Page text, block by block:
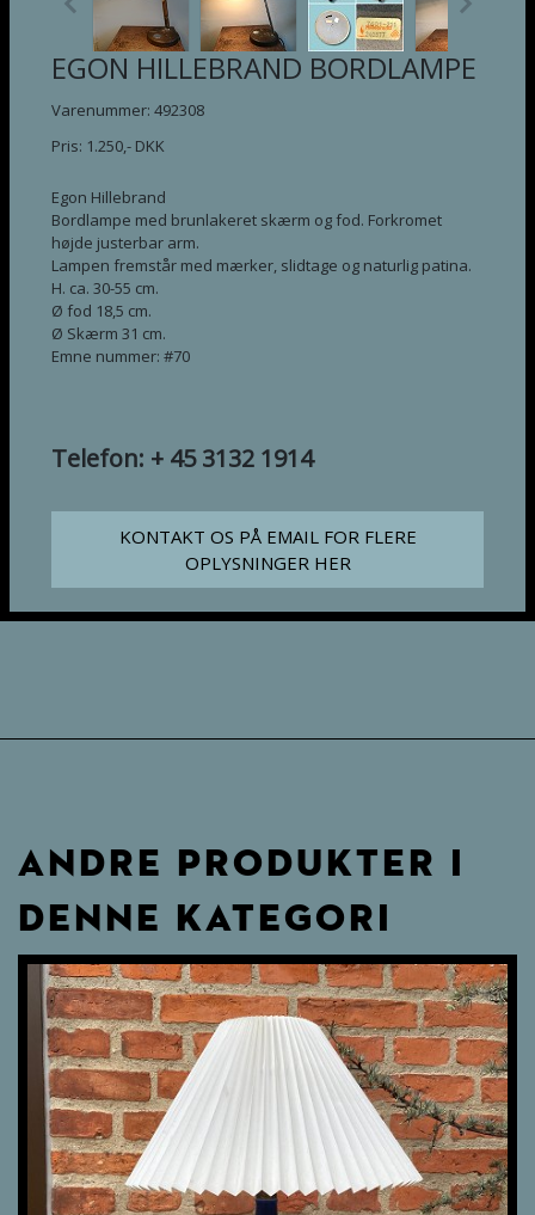
EGON HILLEBRAND BORDLAMPE
Varenummer: 492308
Pris: 1.250,- DKK
Egon Hillebrand
Bordlampe med brunlakeret skærm og fod. Forkromet
højde justerbar arm.
Lampen fremstår med mærker, slidtage og naturlig patina.
H. ca. 30-55 cm.
Ø fod 18,5 cm.
Ø Skærm 31 cm.
Emne nummer: #70
Telefon: + 45 3132 1914
KONTAKT OS PÅ EMAIL FOR FLERE
OPLYSNINGER HER
ANDRE PRODUKTER I
DENNE KATEGORI